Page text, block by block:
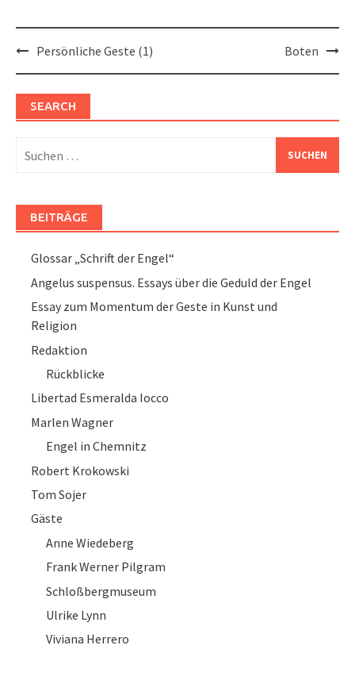
PostPersönliche Geste (1) Boten
SEARCH
nach:
BEITRÄGE
Glossar „Schrift der Engel“
Angelus suspensus. Essays über die Geduld der Engel
Essay zum Momentum der Geste in Kunst und
Religion
Redaktion
Rückblicke
Libertad Esmeralda Iocco
Marlen Wagner
Engel in Chemnitz
Robert Krokowski
Tom Sojer
Gäste
Anne Wiedeberg
Frank Werner Pilgram
Schloßbergmuseum
Ulrike Lynn
Viviana Herrero